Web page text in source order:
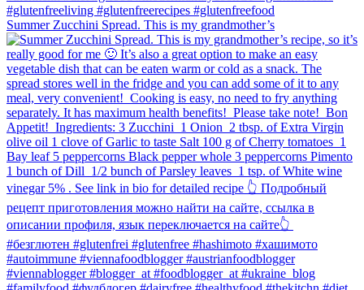
Summer Zucchini Spread.⁠ This is my grandmother’s